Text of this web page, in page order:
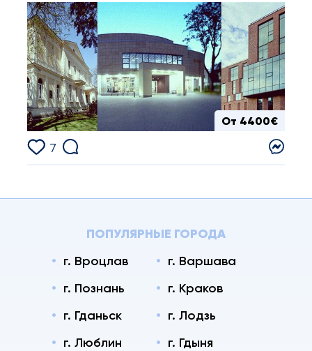
От 4400€
7
ПОПУЛЯРНЫЕ ГОРОДА
г. Вроцлав
г. Варшава
г. Познань
г. Краков
г. Гданьск
г. Лодзь
г. Люблин
г. Гдыня